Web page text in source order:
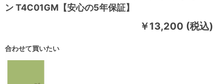
ン T4C01GM【安心の5年保証】
￥13,200 (税込)
合わせて買いたい